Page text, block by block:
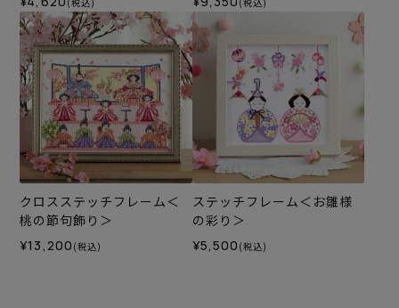
クロスステッチフレーム＜
桃の節句飾り＞
¥13,200 (税込)
ステッチフレーム＜お雛様
の彩り＞
¥5,500 (税込)